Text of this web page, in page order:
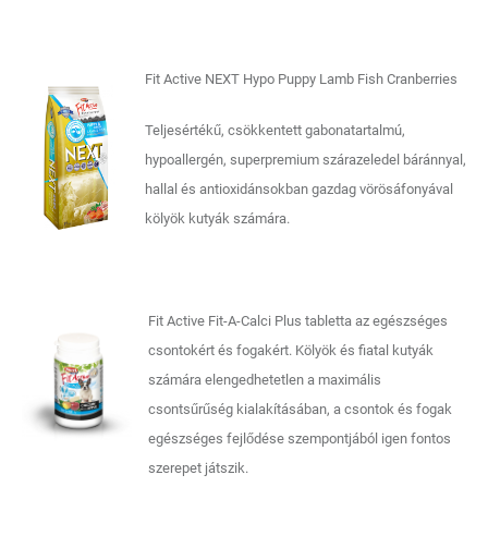
Fit Active NEXT Hypo Puppy Lamb Fish Cranberries
Teljesértékű, csökkentett gabonatartalmú,
hypoallergén, superpremium szárazeledel báránnyal,
hallal és antioxidánsokban gazdag vörösáfonyával
kölyök kutyák számára.
Fit Active Fit-A-Calci Plus tabletta az egészséges
csontokért és fogakért. Kölyök és fiatal kutyák
számára elengedhetetlen a maximális
csontsűrűség kialakításában, a csontok és fogak
egészséges fejlődése szempontjából igen fontos
szerepet játszik.